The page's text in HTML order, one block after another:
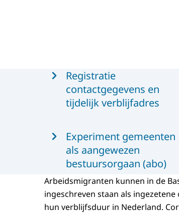
Registratie
contactgegevens en
tijdelijk verblijfadres
Experiment gemeenten
als aangewezen
bestuursorgaan (abo)
Arbeidsmigranten kunnen in de
ingeschreven staan als
hun verblijfsduur in Nederland.